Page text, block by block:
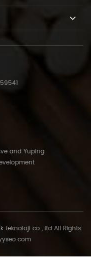
and Yuping
teknoloji co., ltd All Rights